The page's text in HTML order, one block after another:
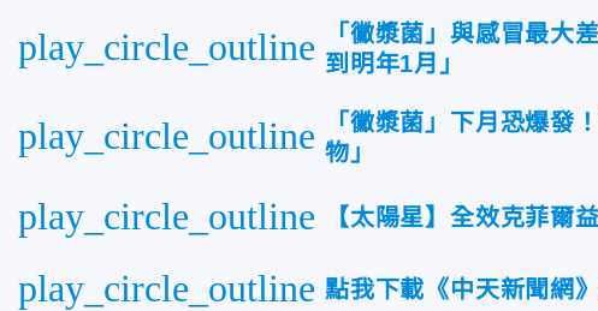
play_circle_outline
「黴漿菌」與感冒最大
到明年1月」
play_circle_outline
「黴漿菌」下月恐爆發
物」
play_circle_outline 【太陽星】全效克菲爾
play_circle_outline 點我下載《中天新聞網